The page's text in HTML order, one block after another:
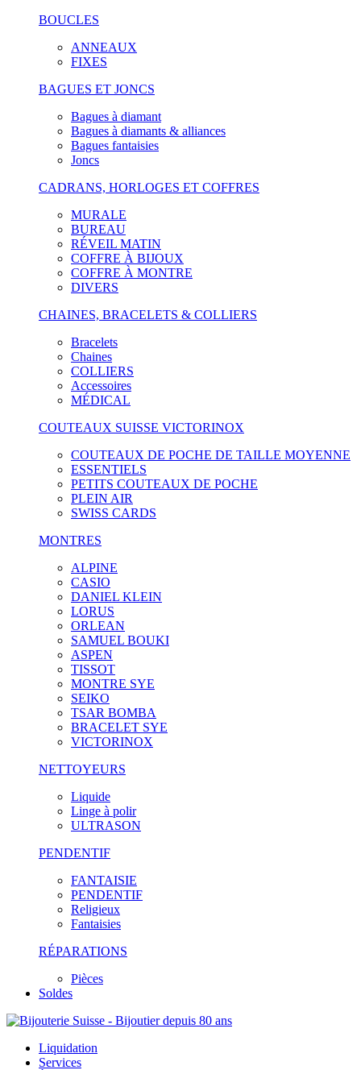
BOUCLES
ANNEAUX
FIXES
BAGUES ET JONCS
Bagues à diamant
Bagues à diamants & alliances
Bagues fantaisies
Joncs
CADRANS, HORLOGES ET COFFRES
MURALE
BUREAU
RÉVEIL MATIN
COFFRE À BIJOUX
COFFRE À MONTRE
DIVERS
CHAINES, BRACELETS & COLLIERS
Bracelets
Chaines
COLLIERS
Accessoires
MÉDICAL
COUTEAUX SUISSE VICTORINOX
COUTEAUX DE POCHE DE TAILLE MOYENNE
ESSENTIELS
PETITS COUTEAUX DE POCHE
PLEIN AIR
SWISS CARDS
MONTRES
ALPINE
CASIO
DANIEL KLEIN
LORUS
ORLEAN
SAMUEL BOUKI
ASPEN
TISSOT
MONTRE SYE
SEIKO
TSAR BOMBA
BRACELET SYE
VICTORINOX
NETTOYEURS
Liquide
Linge à polir
ULTRASON
PENDENTIF
FANTAISIE
PENDENTIF
Religieux
Fantaisies
RÉPARATIONS
Pièces
Soldes
Liquidation
Services